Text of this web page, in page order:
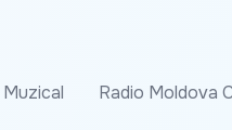
Radio Moldova